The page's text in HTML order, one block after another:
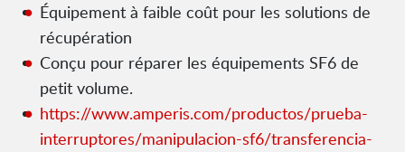
Équipement à faible coût pour les solutions de
récupération
Conçu pour réparer les équipements SF6 de
petit volume.
https://www.amperis.com/productos/prueba-
interruptores/manipulacion-sf6/transferencia-